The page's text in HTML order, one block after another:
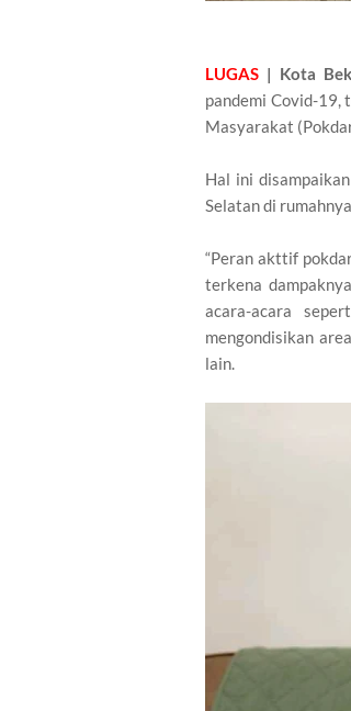
LUGAS | Kota
pandemi Covid-19,
Masyarakat
Hal ini
Selatan di
“Peran akttif
terkena
acara-acara
mengondisikan
lain.